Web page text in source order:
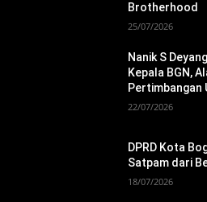
Brotherhood
25/07/2026
Nanik S
Kepala BGN,
Pertimbangan
22/07/2026
DPRD Kota
Satpam dari
18/07/2026